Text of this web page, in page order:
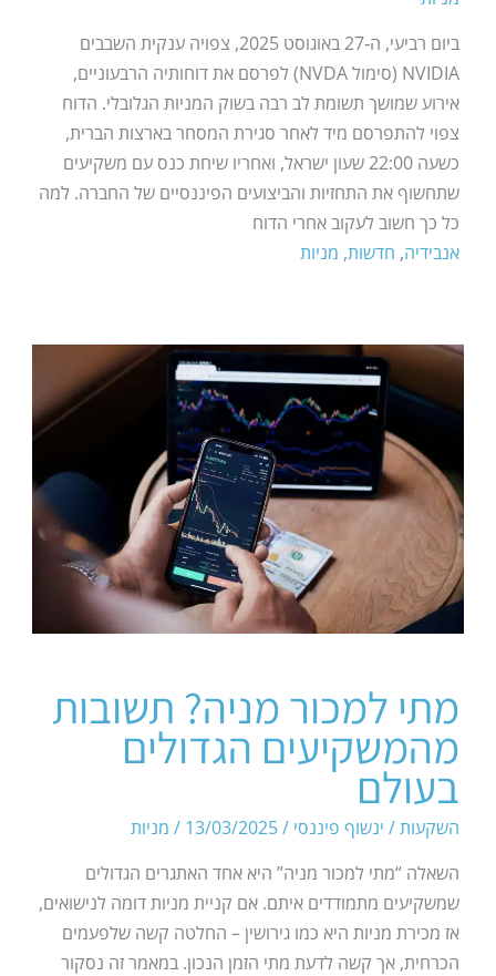
ביום רביעי, ה‑27 באוגוסט 2025, צפויה ענקית השבבים
NVIDIA (סימול NVDA) לפרסם את דוחותיה הרבעוניים,
אירוע שמושך תשומת לב רבה בשוק המניות הגלובלי. הדוח
צפוי להתפרסם מיד לאחר סגירת המסחר בארצות הברית,
כשעה 22:00 שעון ישראל, ואחריו שיחת כנס עם משקיעים
שתחשוף את התחזיות והביצועים הפיננסיים של החברה. למה
כל כך חשוב לעקוב אחרי הדוח
אנבידיה, חדשות, מניות
מתי למכור מניה? תשובות
מהמשקיעים הגדולים
בעולם
השקעות/ ינשוף פיננסי /
13/03/2025
/ מניות
השאלה “מתי למכור מניה” היא אחד האתגרים הגדולים
שמשקיעים מתמודדים איתם. אם קניית מניות דומה לנישואים,
אז מכירת מניות היא כמו גירושין – החלטה קשה שלפעמים
הכרחית, אך קשה לדעת מתי הזמן הנכון. במאמר זה נסקור